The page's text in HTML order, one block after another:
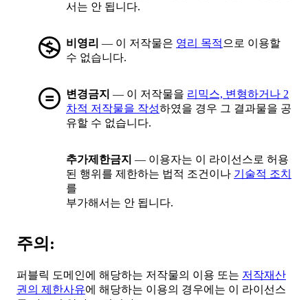
서는 안 됩니다.
비영리 — 이 저작물은 영리 목적 으로 이용할
수 없습니다.
변경금지 — 이 저작물을 리믹스, 변형하거나 2
차적 저작물을 작성하였을 경우 그 결과물을 공
유할 수 없습니다.
추가제한금지 — 이용자는 이 라이선스로 허용
된 행위를 제한하는 법적 조건이나 기술적 조치
를
부가해서는 안 됩니다.
주의:
퍼블릭 도메인에 해당하는 저작물의 이용 또는 저작재산
권의 제한사유에 해당하는 이용의 경우에는 이 라이선스